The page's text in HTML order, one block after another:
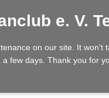
e. V.
on our site. It won't
few days. Thank you for